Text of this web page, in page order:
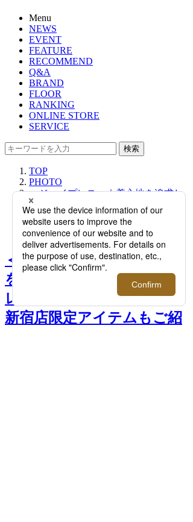
Menu
NEWS
EVENT
FEATURE
RECOMMEND
Q&A
BRAND
FLOOR
RANKING
ONLINE STORE
SERVICE
検索
TOP
PHOTO
＜ジェイプレス＞｜着心地を追求し
たセットアップコレクションが登
場！伊勢丹新宿店限定アイテムもご
紹介。
＜ジェイプレス＞｜着心地
を追求したセットアップコ
レクションが登場！伊勢丹
新宿店限定アイテムもご紹